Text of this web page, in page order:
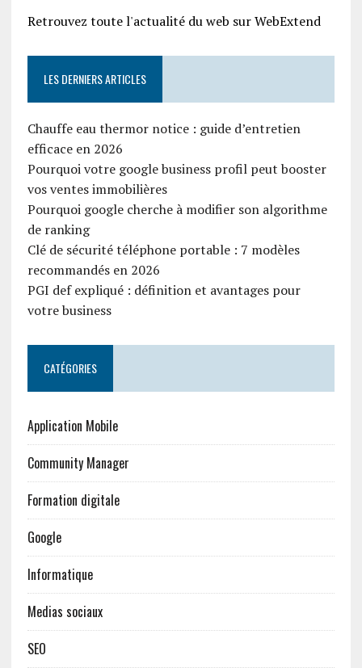
Retrouvez toute l'actualité du web sur WebExtend
LES DERNIERS ARTICLES
Chauffe eau thermor notice : guide d’entretien
efficace en 2026
Pourquoi votre google business profil peut booster
vos ventes immobilières
Pourquoi google cherche à modifier son algorithme
de ranking
Clé de sécurité téléphone portable : 7 modèles
recommandés en 2026
PGI def expliqué : définition et avantages pour
votre business
CATÉGORIES
Application Mobile
Community Manager
Formation digitale
Google
Informatique
Medias sociaux
SEO